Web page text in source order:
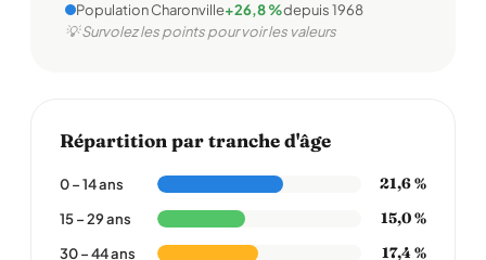
Population Charonville+26,8 %depuis 1968
💡 Survolez les points pour voir les valeurs
Répartition par tranche d'âge
0 – 14 ans 21,6 %
15 – 29 ans 15,0 %
30 – 44 ans 17,4 %